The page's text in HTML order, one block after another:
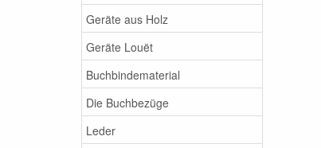
Geräte aus Holz
Geräte Louët
Buchbindematerial
Die Buchbezüge
Leder